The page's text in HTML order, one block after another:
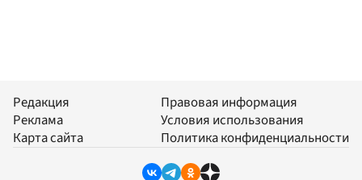
Редакция
Реклама
Карта сайта
Правовая информация
Условия использования
Политика конфиденциальности